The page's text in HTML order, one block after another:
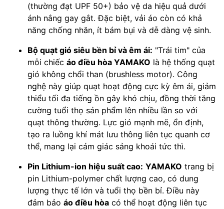
(thường đạt UPF 50+) bảo vệ da hiệu quả dưới
ánh nắng gay gắt. Đặc biệt, vải áo còn có khả
năng chống nhăn, ít bám bụi và dễ dàng vệ sinh.
Bộ quạt gió siêu bền bỉ và êm ái: "Trái tim" của
mỗi chiếc áo điều hòa YAMAKO là hệ thống quạt
gió không chổi than (brushless motor). Công
nghệ này giúp quạt hoạt động cực kỳ êm ái, giảm
thiểu tối đa tiếng ồn gây khó chịu, đồng thời tăng
cường tuổi thọ sản phẩm lên nhiều lần so với
quạt thông thường. Lực gió mạnh mẽ, ổn định,
tạo ra luồng khí mát lưu thông liên tục quanh cơ
thể, mang lại cảm giác sảng khoái tức thì.
Pin Lithium-ion hiệu suất cao: YAMAKO trang bị
pin Lithium-polymer chất lượng cao, có dung
lượng thực tế lớn và tuổi thọ bền bỉ. Điều này
đảm bảo áo điều hòa có thể hoạt động liên tục